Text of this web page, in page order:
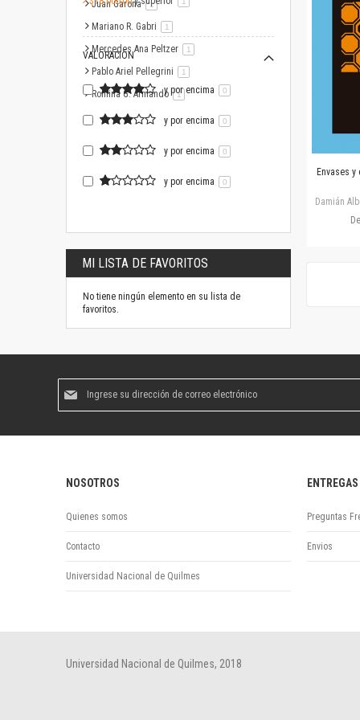
Envases
Damián
Juan Garona 1artículo
Mariano R. Gabri 1
Mercedes Ana Peltzer 1
Pablo Ariel Pellegrini 1
Romina G. Armando 1artículo
VALORACIÓN
y por encima 0
y por encima 0
y por encima 0
y por encima 0
MI LISTA DE FAVORITOS
No tiene ningún elemento en su lista de
favoritos.
boletín
NOSOTROS
Quienes somos
Contacto
Universidad Nacional de Quilmes
ENTREGAS
Preguntas
Envios
Universidad Nacional de Quilmes, 2018